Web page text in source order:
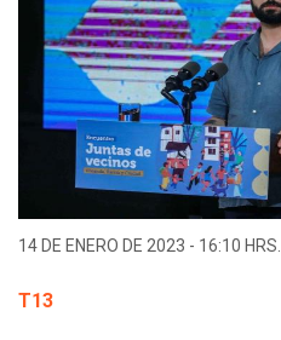
14 DE ENERO DE 2023 - 16:10 HRS.
T13